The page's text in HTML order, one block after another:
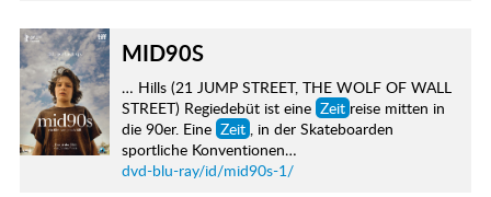
MID90S
… Hills (21 JUMP STREET, THE WOLF OF WALL
STREET) Regiedebüt ist eine Zeit reise mitten in
die 90er. Eine Zeit , in der Skateboarden
sportliche Konventionen…
dvd-blu-ray/id/mid90s-1/